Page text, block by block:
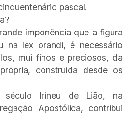
pascal.
imponência que a figura
na lex orandi, é necessário
mui finos e preciosos, da
construída desde os
século Irineu de Lião, na
Apostólica, contribui